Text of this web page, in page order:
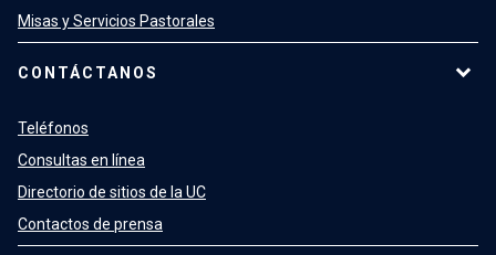
Misas y Servicios Pastorales
CONTÁCTANOS
Teléfonos
Consultas en línea
Directorio de sitios de la UC
Contactos de prensa